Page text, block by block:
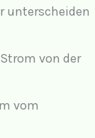
unterscheiden
von der
vom